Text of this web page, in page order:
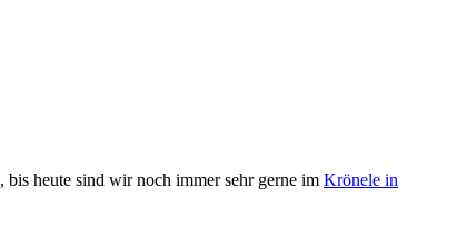
heute sind wir noch immer sehr gerne im Krönele in